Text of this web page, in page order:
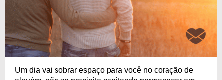
Um dia vai sobrar espaço para você no coração de